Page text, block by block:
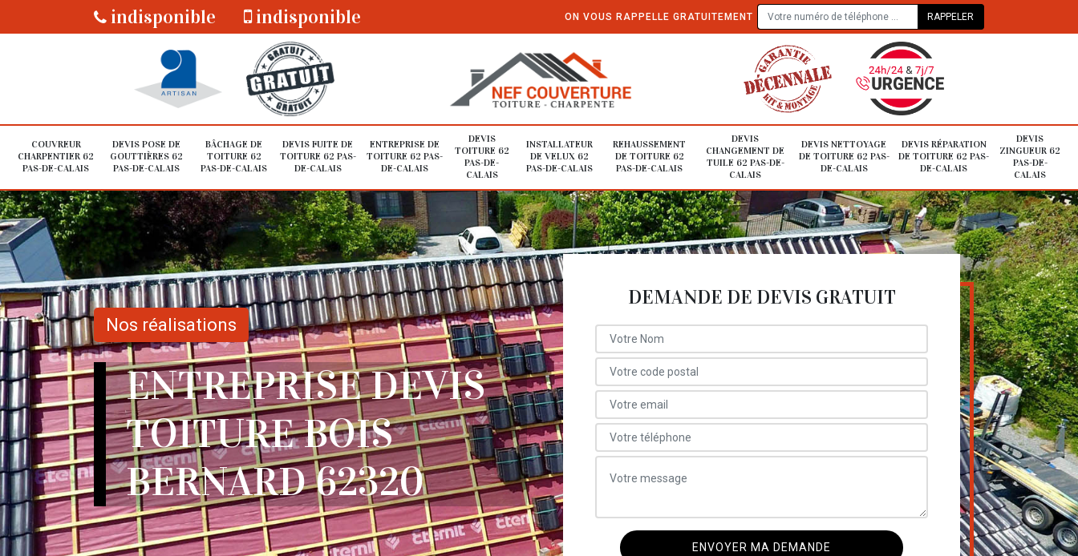
indisponible indisponible ON VOUS RAPPELLE GRATUITEMENT
COUVREUR
CHARPENTIER 62
PAS-DE-CALAIS
DEVIS POSE DE
GOUTTIÈRES 62
PAS-DE-CALAIS
BÂCHAGE DE
TOITURE 62
PAS-DE-CALAIS
DEVIS FUITE DE
TOITURE 62 PAS-
DE-CALAIS
ENTREPRISE DE
TOITURE 62 PAS-
DE-CALAIS
DEVIS
TOITURE 62
PAS-DE-
CALAIS
INSTALLATEUR
DE VELUX 62
PAS-DE-CALAIS
REHAUSSEMENT
DE TOITURE 62
PAS-DE-CALAIS
DEVIS
CHANGEMENT DE
TUILE 62 PAS-DE-
CALAIS
DEVIS NETTOYAGE
DE TOITURE 62 PAS-
DE-CALAIS
DEVIS RÉPARATION
DE TOITURE 62 PAS-
DE-CALAIS
DEVIS
ZINGUEUR 62
PAS-DE-
CALAIS
Nos réalisations
ENTREPRISE DEVIS
TOITURE BOIS
BERNARD 62320
DEMANDE DE DEVIS GRATUIT